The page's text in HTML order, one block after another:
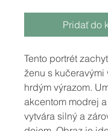
Pridať do
Tento portrét
ženu s kučeravými
hrdým výrazom.
akcentom modrej
vytvára silný a